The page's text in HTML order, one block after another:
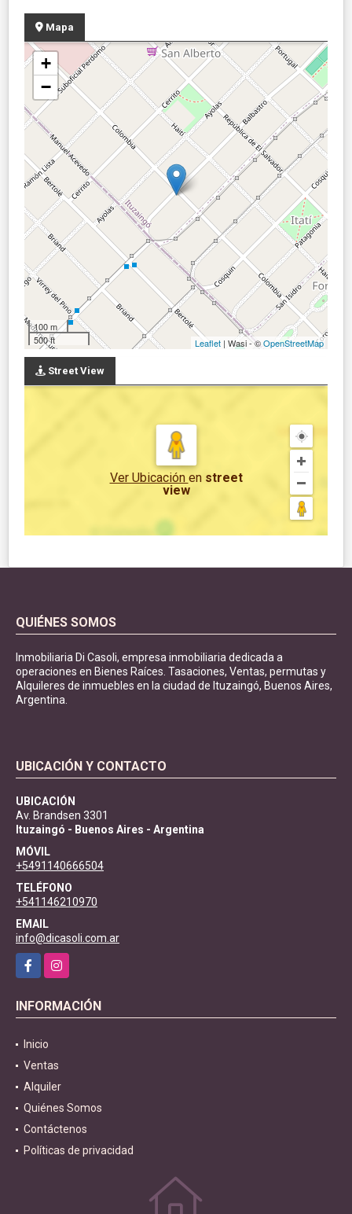
Mapa
+
−
100 m
500 ft
Leaflet | Wasi - ©OpenStreetMap
Street View
Ver Ubicación en street
view
QUIÉNES SOMOS
Inmobiliaria Di Casoli, empresa inmobiliaria dedicada a
operaciones en Bienes Raíces. Tasaciones, Ventas, permutas y
Alquileres de inmuebles en la ciudad de Ituzaingó, Buenos Aires,
Argentina.
UBICACIÓN Y CONTACTO
UBICACIÓN
Av. Brandsen 3301
Ituzaingó - Buenos Aires - Argentina
MÓVIL
+5491140666504
TELÉFONO
+541146210970
EMAIL
info@dicasoli.com.ar
FacebookInstagram
INFORMACIÓN
Inicio
Ventas
Alquiler
Quiénes Somos
Contáctenos
Políticas de privacidad